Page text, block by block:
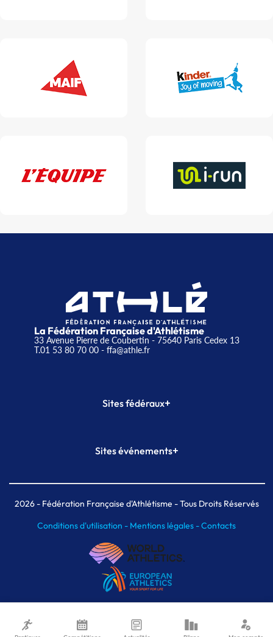
La Fédération Française d'Athlétisme
33 Avenue Pierre de Coubertin - 75640 Paris Cedex 13
T.01 53 80 70 00- ffa@athle.fr
Sites fédéraux+
Plateforme Formation
Sites événements+
Meeting de Paris indoor
MAIF Ekiden de Paris
2026- Fédération Française d'Athlétisme - Tous Droits Réservés
Conditions d'utilisation - Mentions légales -Contacts